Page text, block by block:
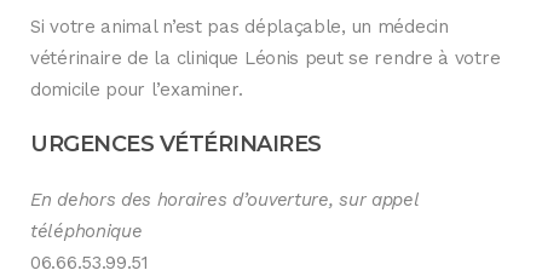
Si votre animal n’est pas déplaçable, un médecin
vétérinaire de la clinique Léonis peut se rendre à votre
domicile pour l’examiner.
URGENCES VÉTÉRINAIRES
En dehors des horaires d’ouverture, sur appel
téléphonique
06.66.53.99.51